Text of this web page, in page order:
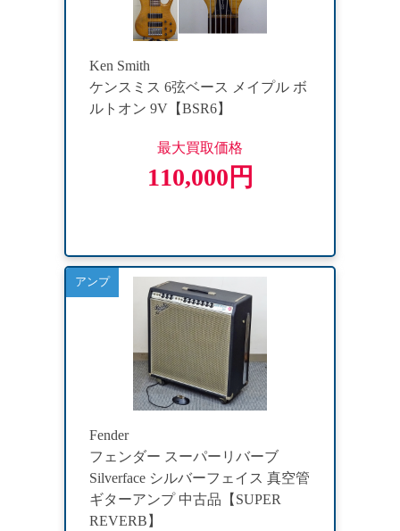
Ken Smith
ケンスミス 6弦ベース メイプル ボ
ルトオン 9V【BSR6】
最大買取価格
110,000円
アンプ
Fender
フェンダー スーパーリバーブ
Silverface シルバーフェイス 真空管
ギターアンプ 中古品【SUPER
REVERB】